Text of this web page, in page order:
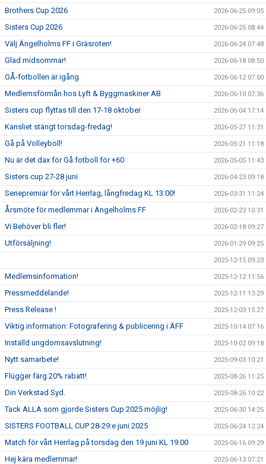
Brothers Cup 2026 2026-06-25 09:05
Sisters Cup 2026 2026-06-25 08:44
Välj Ängelholms FF i Gräsroten! 2026-06-24 07:48
Glad midsommar! 2026-06-18 08:50
GÅ-fotbollen är igång 2026-06-12 07:00
Medlemsförmån hos Lyft & Byggmaskiner AB 2026-06-10 07:36
Sisters cup flyttas till den 17-18 oktober 2026-06-04 17:14
Kansliet stängt torsdag-fredag! 2026-05-27 11:31
Gå på Volleyboll! 2026-05-21 11:18
Nu är det dax för Gå fotboll för +60 2026-05-05 11:43
Sisters cup 27-28 juni 2026-04-23 09:18
Seriepremiär för vårt Herrlag, långfredag KL 13:00! 2026-03-31 11:24
Årsmöte för medlemmar i Ängelholms FF 2026-02-23 10:31
Vi Behöver bli fler! 2026-02-18 09:27
Utförsäljning! 2026-01-29 09:25
2025-12-15 09:23
Medlemsinformation! 2025-12-12 11:56
Pressmeddelande! 2025-12-11 13:29
Press Release ! 2025-12-03 15:27
Viktig information: Fotografering & publicering i ÄFF 2025-10-14 07:16
Inställd ungdomsavslutning! 2025-10-02 09:18
Nytt samarbete! 2025-09-03 10:21
Flügger färg 20% rabatt! 2025-08-26 11:25
Din Verkstad Syd. 2025-08-26 10:22
Tack ALLA som gjorde Sisters Cup 2025 möjlig! 2025-06-30 14:25
SISTERS FOOTBALL CUP 28-29:e juni 2025 2025-06-24 12:24
Match för vårt Herrlag på torsdag den 19 juni KL 19:00 2025-06-16 09:29
Hej kära medlemmar! 2025-06-13 07:21